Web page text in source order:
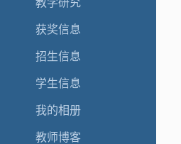
教学研究
获奖信息
招生信息
学生信息
我的相册
教师博客